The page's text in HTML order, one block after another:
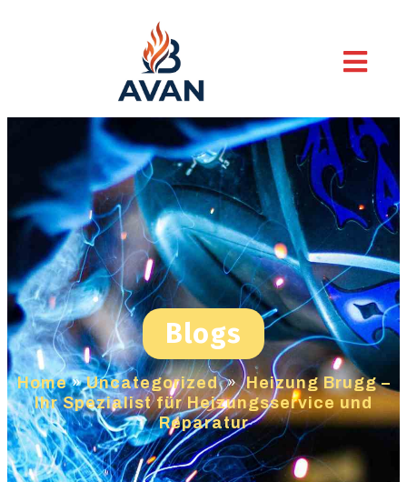
Blogs
Home»Uncategorized » Heizung Brugg –
Ihr Spezialist für Heizungsservice und
Reparatur